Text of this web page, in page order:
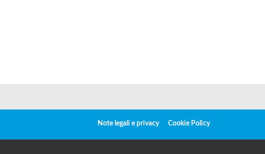
Note legali e privacy Cookie Policy